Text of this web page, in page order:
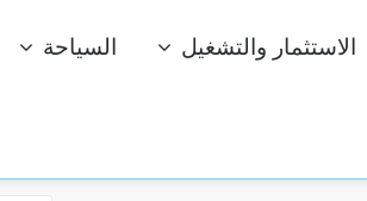
الاستثمار والتشغيل السياحة